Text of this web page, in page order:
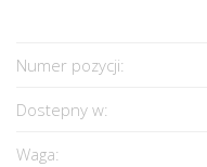
Numer pozycji:
Dostepny w:
Waga: